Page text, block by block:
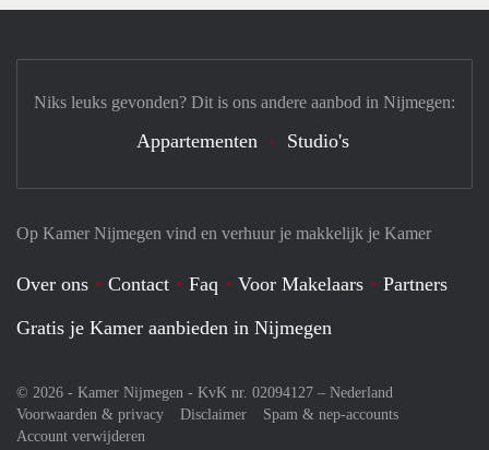
Op Kamer Nijmegen vind en verhuur je makkelijk je Kamer
Over ons Contact Faq Voor Makelaars
Partners
Gratis je Kamer aanbieden in Nijmegen
© 2026 - Kamer Nijmegen - KvK nr. 02094127 – Nederland
Voorwaarden & privacy
Disclaimer
Spam & nep-accounts
Account verwijderen
Niks leuks gevonden? Dit is ons andere aanbod in Nijmegen:
Appartementen Studio's